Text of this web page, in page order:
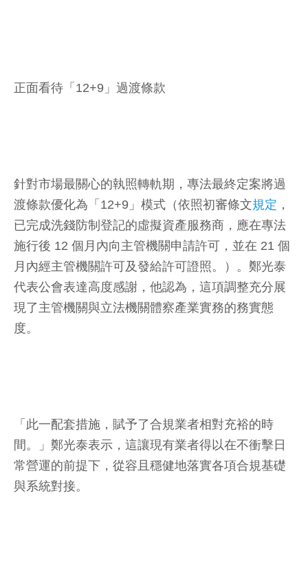
正面看待「12+9」過渡條款
針對市場最關心的執照轉軌期，專法最終定案將過
渡條款優化為「12+9」模式（依照初審條文規定 ，
已完成洗錢防制登記的虛擬資產服務商，應在專法
施行後 12 個月內向主管機關申請許可，並在 21 個
月內經主管機關許可及發給許可證照。）。鄭光泰
代表公會表達高度感謝，他認為，這項調整充分展
現了主管機關與立法機關體察產業實務的務實態
度。
「此一配套措施，賦予了合規業者相對充裕的時
間。」鄭光泰表示，這讓現有業者得以在不衝擊日
常營運的前提下，從容且穩健地落實各項合規基礎
與系統對接。